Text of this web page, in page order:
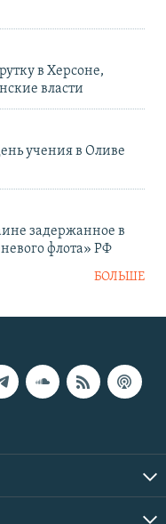
в Херсоне,
власти
учения в Оливе
задержанное в
флота» РФ
БОЛЬШЕ